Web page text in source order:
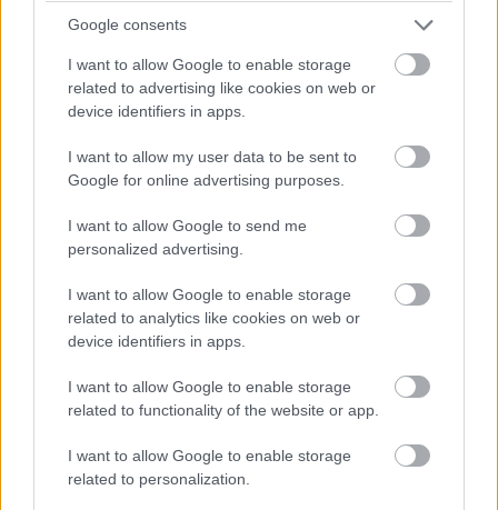
Google consents
I want to allow Google to enable storage
related to advertising like cookies on web or
device identifiers in apps.
I want to allow my user data to be sent to
Google for online advertising purposes.
I want to allow Google to send me
personalized advertising.
I want to allow Google to enable storage
related to analytics like cookies on web or
device identifiers in apps.
I want to allow Google to enable storage
related to functionality of the website or app.
I want to allow Google to enable storage
related to personalization.
Brundle hozza majd a célba a P2 5-6. helyéért
harcoló lengyel autót. Nagyon szép versenyt teljesített az
Inter Europol, minden elismerést megérdemelnek.
Amit viszont le lehetne, az Frijns 10 másodperces
hátránya Yifeijel szemben... Csakhogy van valami baj a #31-es
WRT emelőjével, így az utolsó kerékcserénél valamennyit
biztosan veszítenek majd.
A Próban Pier Guidi és Garcia között 50 másodperc
erőből ezt még annyira se lehet itt ledolgozni, ahogy a 100-at
az amatőrök között.